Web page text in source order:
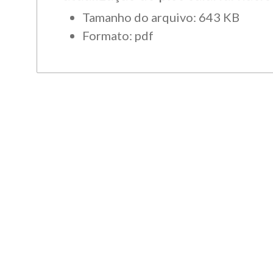
Tamanho do arquivo: 643 KB
Formato: pdf